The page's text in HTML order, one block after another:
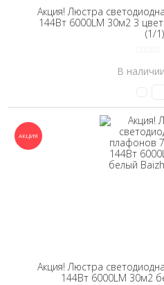
Акция! Люстра
144Вт 6000LM 30м2 3
(1/1)
В
Акция! Люстра
144Вт 6000LM 30м2